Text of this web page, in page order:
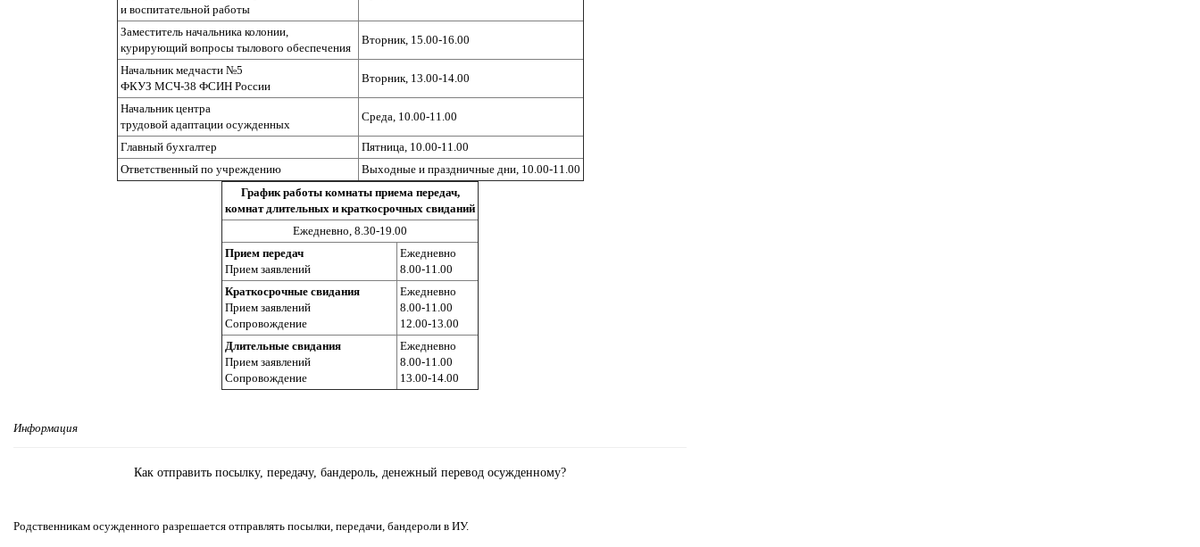
и воспитательной работы
Заместитель начальника колонии,
курирующий вопросы тылового обеспечения
Вторник, 15.00-16.00
Начальник медчасти №5
ФКУЗ МСЧ-38 ФСИН России
Вторник, 13.00-14.00
Начальник центра
трудовой адаптации осужденных
Среда, 10.00-11.00
Главный бухгалтер
Пятница, 10.00-11.00
Ответственный по учреждению
Выходные и праздничные дни, 10.00-11.00
График работы комнаты приема передач,
комнат длительных и краткосрочных свиданий
Ежедневно, 8.30-19.00
Прием передач
Прием заявлений
Ежедневно
8.00-11.00
Краткосрочные свидания
Прием заявлений
Сопровождение
Ежедневно
8.00-11.00
12.00-13.00
Длительные свидания
Прием заявлений
Сопровождение
Ежедневно
8.00-11.00
13.00-14.00
Информация
Как отправить посылку, передачу, бандероль, денежный перевод осужденному?
Родственникам осужденного разрешается отправлять посылки, передачи, бандероли в ИУ.